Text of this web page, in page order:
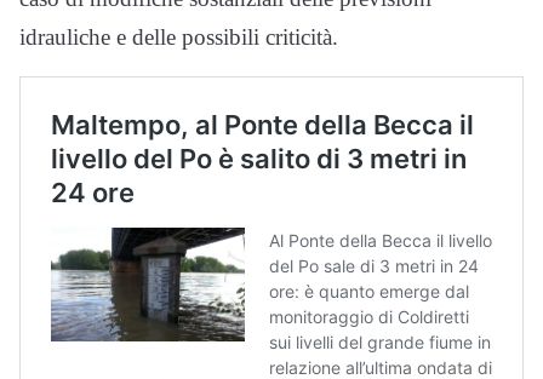
idrauliche e delle possibili criticità.